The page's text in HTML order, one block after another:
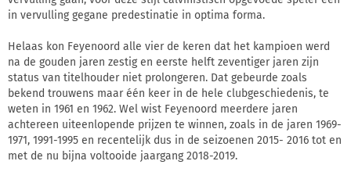
in vervulling gegane predestinatie in optima forma.
Helaas kon Feyenoord alle vier de keren dat het kampioen werd
na de gouden jaren zestig en eerste helft zeventiger jaren zijn
status van titelhouder niet prolongeren. Dat gebeurde zoals
bekend trouwens maar één keer in de hele clubgeschiedenis, te
weten in 1961 en 1962. Wel wist Feyenoord meerdere jaren
achtereen uiteenlopende prijzen te winnen, zoals in de jaren 1969-
1971, 1991-1995 en recentelijk dus in de seizoenen 2015- 2016 tot en
met de nu bijna voltooide jaargang 2018-2019.